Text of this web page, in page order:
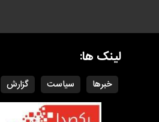
لینک ها:
خبرها سیاست گزارش